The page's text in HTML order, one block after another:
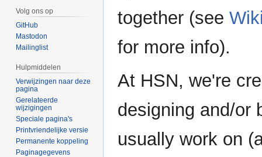
together (see
for more info).
At HSN, we're
designing and/or
usually work on
Volg ons op
GitHub
Mastodon
Mailinglist
Hulpmiddelen
Verwijzingen naar deze
pagina
Gerelateerde
wijzigingen
Speciale pagina's
Printvriendelijke versie
Permanente koppeling
Paginagegevens